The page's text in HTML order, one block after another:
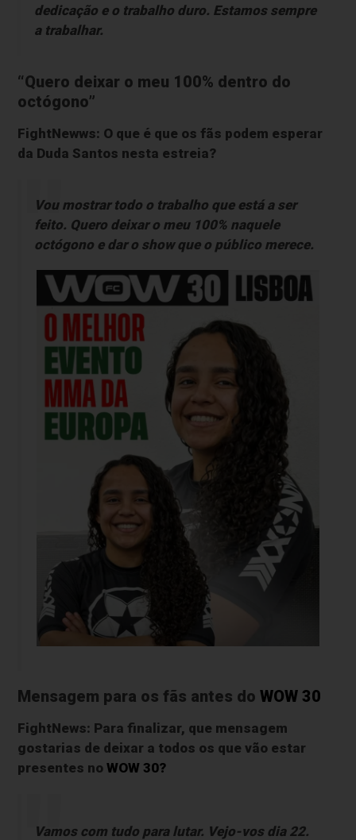
dedicação e o trabalho duro. Estamos sempre
a trabalhar.
“Quero deixar o meu 100% dentro do
octógono”
FightNewws: O que é que os fãs podem esperar
da Duda Santos nesta estreia?
Vou mostrar todo o trabalho que está a ser
feito. Quero deixar o meu 100% naquele
octógono e dar o show que o público merece.
Mensagem para os fãs antes doWOW 30
FightNews: Para finalizar, que mensagem
gostarias de deixar a todos os que vão estar
presentes noWOW 30?
Vamos com tudo para lutar. Vejo-vos dia 22.